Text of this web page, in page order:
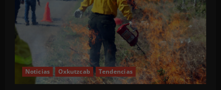
Batalla
de
Flores
Carnaval
Oxkutzcab
Noticias Oxkutzcab Tendencias